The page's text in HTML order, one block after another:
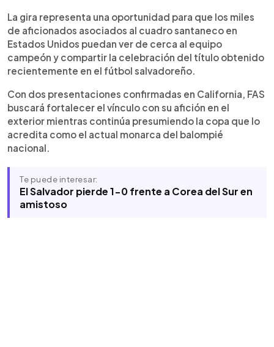
La gira representa una oportunidad para que los miles
de aficionados asociados al cuadro santaneco en
Estados Unidos puedan ver de cerca al equipo
campeón y compartir la celebración del título obtenido
recientemente en el fútbol salvadoreño.
Con dos presentaciones confirmadas en California, FAS
buscará fortalecer el vínculo con su afición en el
exterior mientras continúa presumiendo la copa que lo
acredita como el actual monarca del balompié
nacional.
Te puede interesar:
El Salvador pierde 1-0 frente a Corea del Sur en
amistoso